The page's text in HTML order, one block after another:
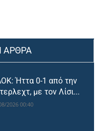
ΑΡΘΡΑ
Ήττα 0-1 από την
με τον Λίσι...
2026 00:40